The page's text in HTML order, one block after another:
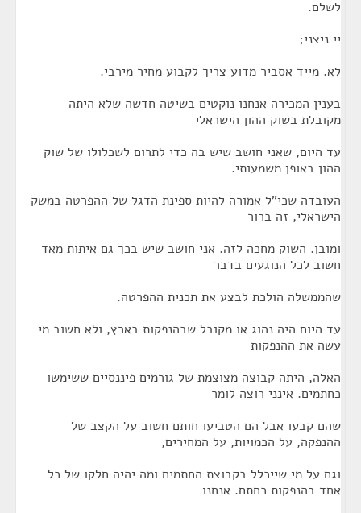
לשלם.
יי ניצני;
לא. מייד אסביר מדוע צריך לקבוע מחיר מירבי.
בענין המכירה אנחנו נוקטים בשיטה חדשה שלא היתה
מקובלת בשוק ההון הישראלי
עד היום, שאני חושב שיש בה כדי לתרום לשכלולו של שוק
ההון באופן משמעותי.
העובדה שכי"ל אמורה להיות ספינת הדגל של ההפרטה במשק
הישראלי, זה ברור
ומובן. השוק מחכה לזה. אני חושב שיש בכך גם איתות מאד
חשוב לכל הנוגעים בדבר
שהממשלה הולכת לבצע את תכנית ההפרטה.
עד היום היה נהוג או מקובל שבהנפקות בארץ, ולא חשוב מי
עשה את ההנפקות
האלה, היתה קבוצה מצוצמת של גורמים פיננסיים ששימשו
כחתמים. אינני רוצה לומר
שהם קבעו אבל הם הטביעו חותם חשוב על הקצב של
ההנפקה, על הכמויות, על המחירים,
וגם על מי שייכלל בקבוצת החתמים ומה יהיה חלקו של כל
אחד בהנפקות כחתם. אנחנו